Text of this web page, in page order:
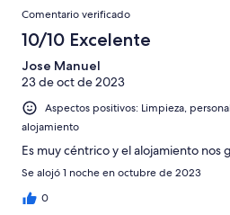
Comentario verificado
10/10 Excelente
Jose Manuel
23 de oct de 2023
Aspectos positivos: Limpieza,
alojamiento
Es muy céntrico y el alojamiento nos
Se alojó 1 noche en octubre de 2023
0